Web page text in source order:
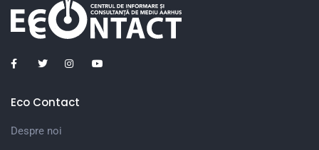
Eco Contact
Despre noi